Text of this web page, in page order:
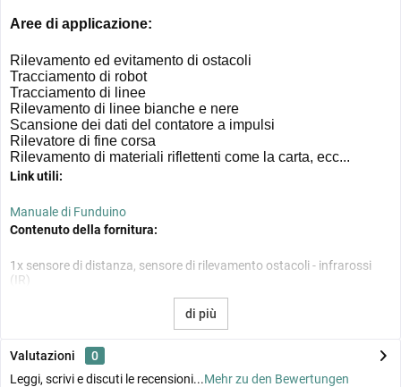
Aree di applicazione:
Rilevamento ed evitamento di ostacoli
Tracciamento di robot
Tracciamento di linee
Rilevamento di linee bianche e nere
Scansione dei dati del contatore a impulsi
Rilevatore di fine corsa
Rilevamento di materiali riflettenti come la carta, ecc...
Link utili:
Manuale di Funduino
Contenuto della fornitura:
1x sensore di distanza, sensore di rilevamento ostacoli - infrarossi
(IR)
di più
Valutazioni
0
Leggi, scrivi e discuti le recensioni...Mehr zu den Bewertungen